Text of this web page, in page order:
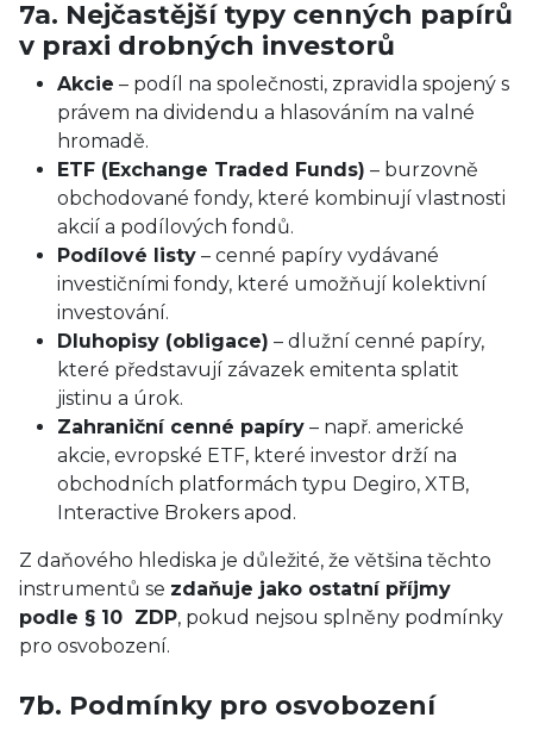
7a. Nejčastější typy cenných papírů
v praxi drobných investorů
Akcie – podíl na společnosti, zpravidla spojený s
právem na dividendu a hlasováním na valné
hromadě.
ETF (Exchange Traded Funds) – burzovně
obchodované fondy, které kombinují vlastnosti
akcií a podílových fondů.
Podílové listy – cenné papíry vydávané
investičními fondy, které umožňují kolektivní
investování.
Dluhopisy (obligace) – dlužní cenné papíry,
které představují závazek emitenta splatit
jistinu a úrok.
Zahraniční cenné papíry – např. americké
akcie, evropské ETF, které investor drží na
obchodních platformách typu Degiro, XTB,
Interactive Brokers apod.
Z daňového hlediska je důležité, že většina těchto
instrumentů se zdaňuje jako ostatní příjmy
podle § 10 ZDP, pokud nejsou splněny podmínky
pro osvobození.
7b. Podmínky pro osvobození